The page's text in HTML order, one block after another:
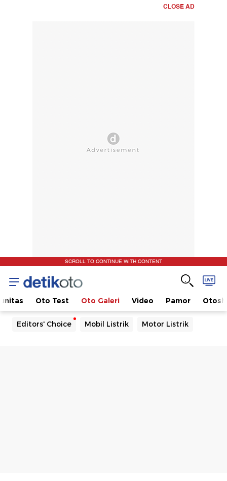
CLOSE AD
SCROLL TO CONTINUE WITH CONTENT
Oto Test Oto Galeri Video Pamor
Editors' Choice Mobil Listrik Motor Listrik